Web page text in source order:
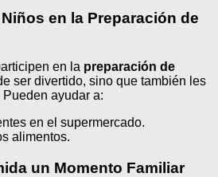
en la Preparación de
en la preparación de
ser divertido, sino que también les
ayudar a:
en el supermercado.
alimentos.
un Momento Familiar